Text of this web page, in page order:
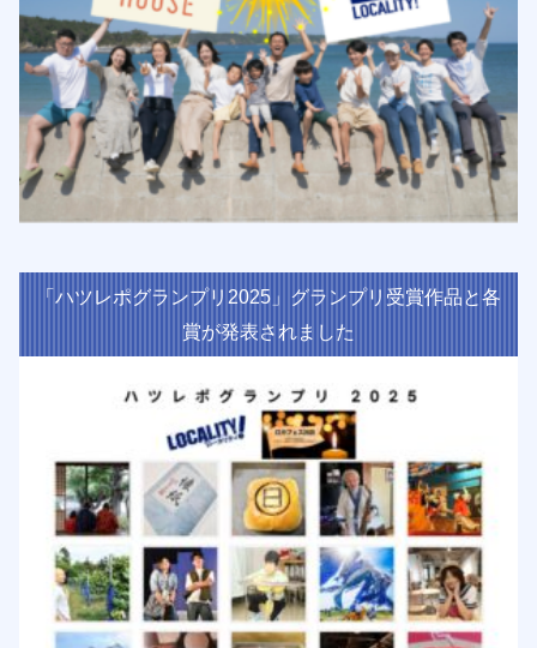
「ハツレポグランプリ2025」グランプリ受賞作品と各
賞が発表されました